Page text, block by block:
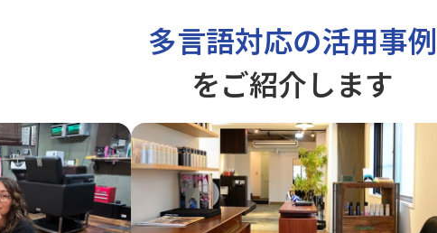
多言語対応の活用事例
をご紹介します